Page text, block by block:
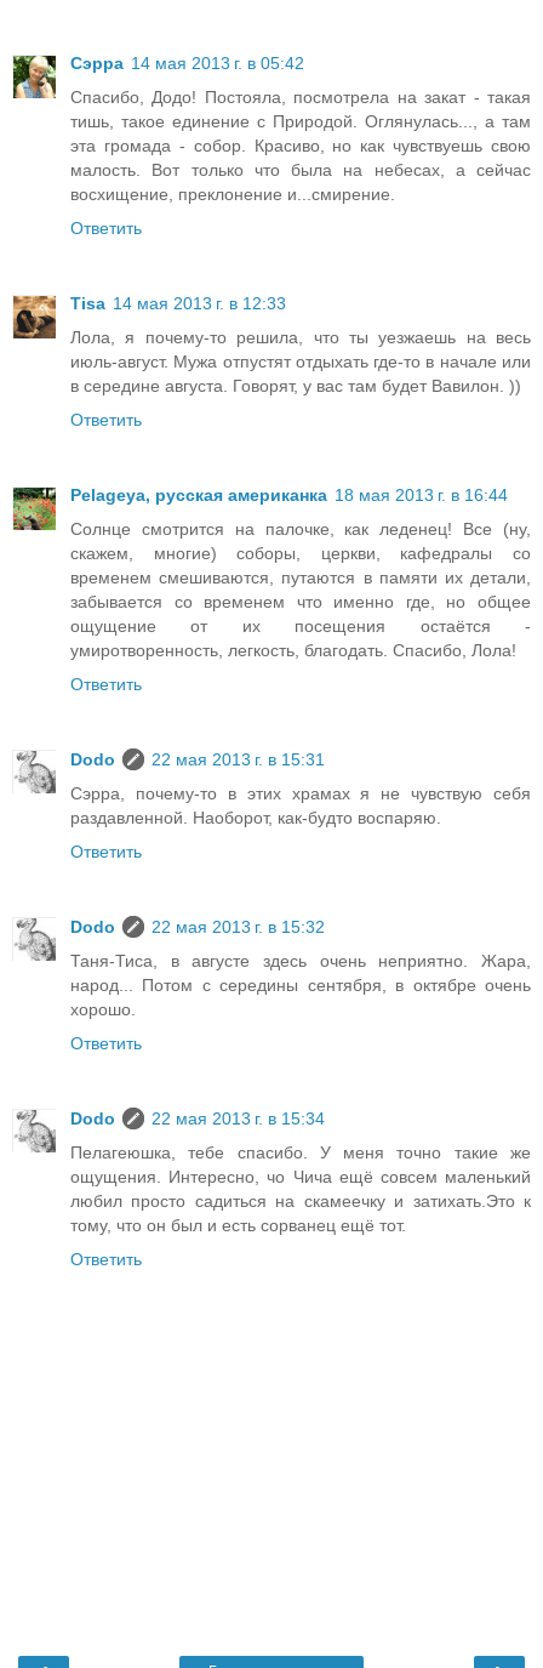
Сэрра 14 мая 2013 г. в 05:42
Спасибо, Додо! Постояла, посмотрела на закат - такая
тишь, такое единение с Природой. Оглянулась..., а там
эта громада - собор. Красиво, но как чувствуешь свою
малость. Вот только что была на небесах, а сейчас
восхищение, преклонение и...смирение.
Ответить
Tisa 14 мая 2013 г. в 12:33
Лола, я почему-то решила, что ты уезжаешь на весь
июль-август. Мужа отпустят отдыхать где-то в начале или
в середине августа. Говорят, у вас там будет Вавилон. ))
Ответить
Pelageya, русская американка 18 мая 2013 г. в 16:44
Солнце смотрится на палочке, как леденец! Все (ну,
скажем, многие) соборы, церкви, кафедралы со
временем смешиваются, путаются в памяти их детали,
забывается со временем что именно где, но общее
ощущение от их посещения остаётся -
умиротворенность, легкость, благодать. Спасибо, Лола!
Ответить
Dodo
22 мая 2013 г. в 15:31
Сэрра, почему-то в этих храмах я не чувствую себя
раздавленной. Наоборот, как-будто воспаряю.
Ответить
Dodo
22 мая 2013 г. в 15:32
Таня-Тиса, в августе здесь очень неприятно. Жара,
народ... Потом с середины сентября, в октябре очень
хорошо.
Ответить
Dodo
22 мая 2013 г. в 15:34
Пелагеюшка, тебе спасибо. У меня точно такие же
ощущения. Интересно, чо Чича ещё совсем маленький
любил просто садиться на скамеечку и затихать.Это к
тому, что он был и есть сорванец ещё тот.
Ответить